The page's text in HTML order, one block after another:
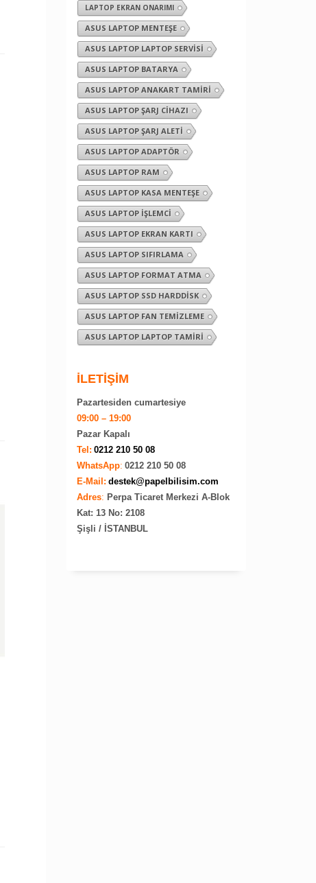
LAPTOP EKRAN ONARIMI
ASUS LAPTOP MENTEŞE
ASUS LAPTOP LAPTOP SERVISI
ASUS LAPTOP BATARYA
ASUS LAPTOP ANAKART TAMIRI
ASUS LAPTOP ŞARJ CIHAZI
ASUS LAPTOP ŞARJ ALETI
ASUS LAPTOP ADAPTÖR
ASUS LAPTOP RAM
ASUS LAPTOP KASA MENTEŞE
ASUS LAPTOP İŞLEMCI
ASUS LAPTOP EKRAN KARTI
ASUS LAPTOP SIFIRLAMA
ASUS LAPTOP FORMAT ATMA
ASUS LAPTOP SSD HARDDISK
ASUS LAPTOP FAN TEMIZLEME
ASUS LAPTOP LAPTOP TAMIRI
İLETİŞİM
Pazartesiden cumartesiye
09:00 – 19:00
Pazar Kapalı
Tel: 0212 210 50 08
WhatsApp: 0212 210 50 08
E-Mail: destek@papelbilisim.com
Adres: Perpa Ticaret Merkezi A-Blok
Kat: 13 No: 2108
Şişli / İSTANBUL